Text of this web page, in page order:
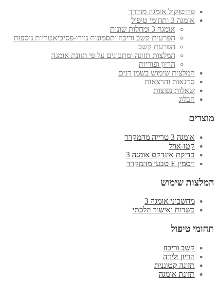
פרוטוקול אומגה מודרך
אומגה 3 ותחומי טיפול
אומגה 3 ומחלות שונות
הפרעות קשב וריכוז ותסמונות נוירו-פסיכיאטריות נוספות
הפרעת קשב
המלצות תזונה ומתכונים על פי תזונת אומגה
הריון ופוריות
המלצות שימוש בשמן דגים
סדנאות והרצאות
שאלות נפוצות
הבלוג
מוצרים
אומגה 3 טרייה מהמקרר
קטו-אויל
בדיקת אינדקס אומגה 3
ויטמין E טבעי מהמקרר
המלצות שימוש
מחשבוני אומגה 3
כשרות ואישור הלכתי
תחומי טיפול
קשב וריכוז
הריון ולידה
תזונה קטוגנית
תזונת אומגה